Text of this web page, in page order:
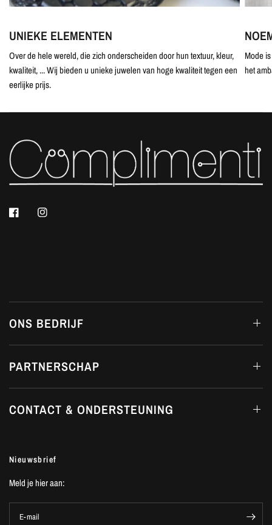
UNIEKE ELEMENTEN
Over de hele wereld, die zich onderscheiden door hun textuur, kleur,
kwaliteit, ... Wij bieden u unieke juwelen van hoge kwaliteit tegen een
eerlijke prijs.
Mode
het
ONS BEDRIJF
PARTNERSCHAP
CONTACT & ONDERSTEUNING
Nieuwsbrief
Meld je hier aan:
E-mail